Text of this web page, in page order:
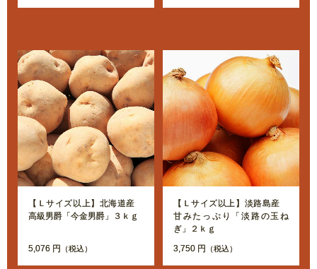
【Ｌサイズ以上】北海道産
高級男爵「今金男爵」３ｋｇ
5,076 円 （税込）
【Ｌサイズ以上】淡路島産
甘みたっぷり「淡路の玉ね
ぎ」２ｋｇ
3,750 円 （税込）